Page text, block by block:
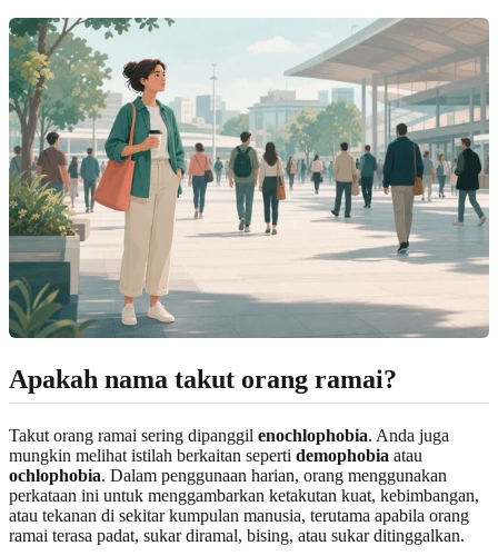
Apakah nama takut orang ramai?
Takut orang ramai sering dipanggil enochlophobia. Anda juga
mungkin melihat istilah berkaitan seperti demophobia atau
ochlophobia. Dalam penggunaan harian, orang menggunakan
perkataan ini untuk menggambarkan ketakutan kuat, kebimbangan,
atau tekanan di sekitar kumpulan manusia, terutama apabila orang
ramai terasa padat, sukar diramal, bising, atau sukar ditinggalkan.